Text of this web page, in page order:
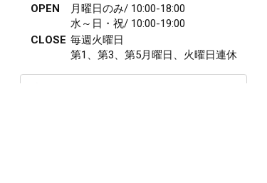
OPEN
月曜日のみ/ 10:00-18:00
水～日・祝/ 10:00-19:00
CLOSE 毎週火曜日
第1、第3、第5月曜日、火曜日連休